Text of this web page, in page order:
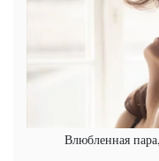
Влюбленная